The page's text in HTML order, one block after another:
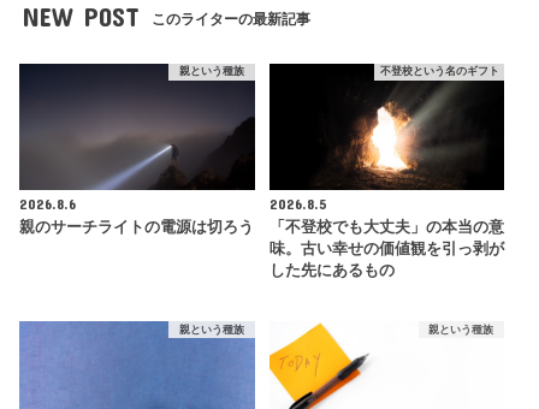
NEW POST このライターの最新記事
親という種族
2026.8.6
親のサーチライトの電源は切ろう
不登校という名のギフト
2026.8.5
「不登校でも大丈夫」の本当の意
味。古い幸せの価値観を引っ剥が
した先にあるもの
親という種族 親という種族